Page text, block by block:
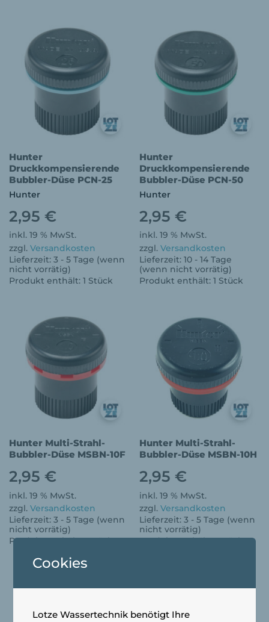
Hunter
Druckkompensierende
Bubbler-Düse PCN-25
Hunter
2,95 €
inkl. 19 % MwSt.
zzgl. Versandkosten
Lieferzeit: 3 - 5 Tage (wenn
nicht vorrätig)
Produkt enthält: 1 Stück
Hunter
Druckkompensierende
Bubbler-Düse PCN-50
Hunter
2,95 €
inkl. 19 % MwSt.
zzgl.Versandkosten
Lieferzeit:10 - 14 Tage
(wenn nicht vorrätig)
Produkt enthält: 1 Stück
Hunter Multi-Strahl-
Bubbler-Düse MSBN-10F
2,95 €
inkl. 19 % MwSt.
zzgl. Versandkosten
Lieferzeit: 3 - 5 Tage (wenn
nicht vorrätig)
Produkt enthält: 1Stück
Hunter Multi-Strahl-
Bubbler-Düse MSBN-10H
2,95 €
inkl. 19 % MwSt.
zzgl.Versandkosten
Lieferzeit:3 - 5 Tage (wenn
nicht vorrätig)
Produkt enthält: 1Stück
Cookies
Lotze Wassertechnik benötigt Ihre